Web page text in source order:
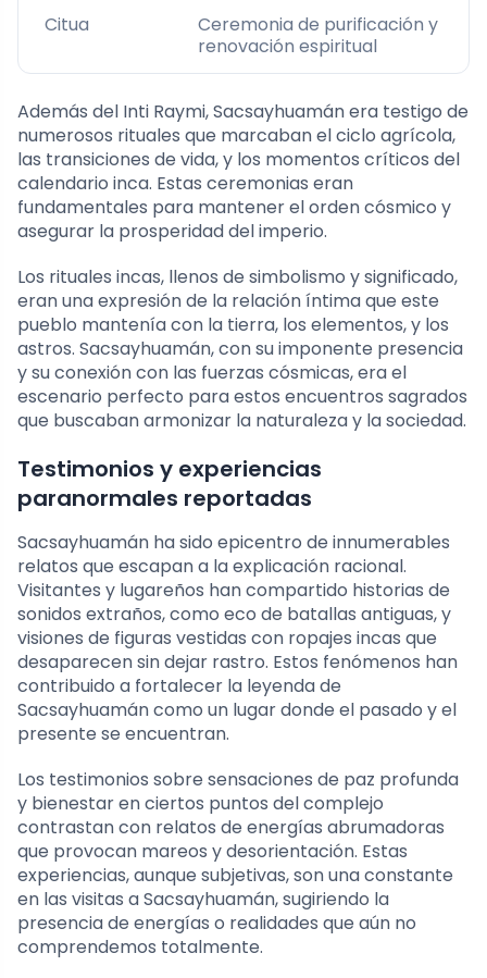
Citua
Ceremonia de purificación y
renovación espiritual
Además del Inti Raymi, Sacsayhuamán era testigo de
numerosos rituales que marcaban el ciclo agrícola,
las transiciones de vida, y los momentos críticos del
calendario inca. Estas ceremonias eran
fundamentales para mantener el orden cósmico y
asegurar la prosperidad del imperio.
Los rituales incas, llenos de simbolismo y significado,
eran una expresión de la relación íntima que este
pueblo mantenía con la tierra, los elementos, y los
astros. Sacsayhuamán, con su imponente presencia
y su conexión con las fuerzas cósmicas, era el
escenario perfecto para estos encuentros sagrados
que buscaban armonizar la naturaleza y la sociedad.
Testimonios y experiencias
paranormales reportadas
Sacsayhuamán ha sido epicentro de innumerables
relatos que escapan a la explicación racional.
Visitantes y lugareños han compartido historias de
sonidos extraños, como eco de batallas antiguas, y
visiones de figuras vestidas con ropajes incas que
desaparecen sin dejar rastro. Estos fenómenos han
contribuido a fortalecer la leyenda de
Sacsayhuamán como un lugar donde el pasado y el
presente se encuentran.
Los testimonios sobre sensaciones de paz profunda
y bienestar en ciertos puntos del complejo
contrastan con relatos de energías abrumadoras
que provocan mareos y desorientación. Estas
experiencias, aunque subjetivas, son una constante
en las visitas a Sacsayhuamán, sugiriendo la
presencia de energías o realidades que aún no
comprendemos totalmente.